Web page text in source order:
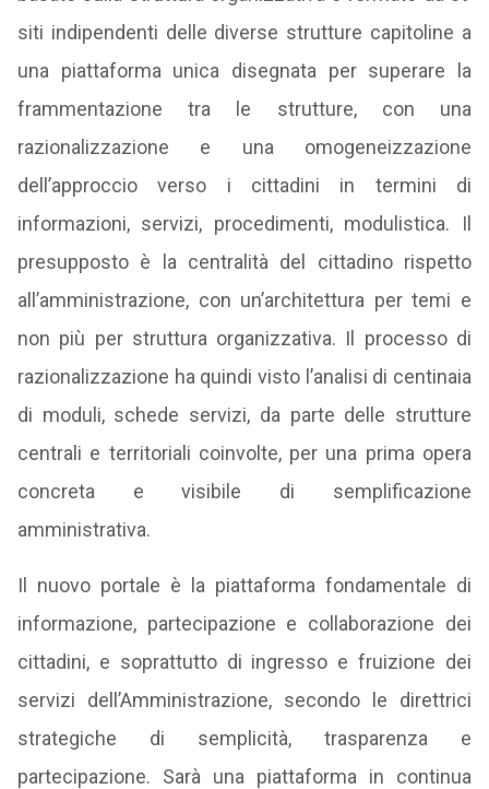
siti indipendenti delle diverse strutture capitoline a
una piattaforma unica disegnata per superare la
frammentazione tra le strutture, con una
razionalizzazione e una omogeneizzazione
dell’approccio verso i cittadini in termini di
informazioni, servizi, procedimenti, modulistica. Il
presupposto è la centralità del cittadino rispetto
all’amministrazione, con un’architettura per temi e
non più per struttura organizzativa. Il processo di
razionalizzazione ha quindi visto l’analisi di centinaia
di moduli, schede servizi, da parte delle strutture
centrali e territoriali coinvolte, per una prima opera
concreta e visibile di semplificazione
amministrativa.
Il nuovo portale è la piattaforma fondamentale di
informazione, partecipazione e collaborazione dei
cittadini, e soprattutto di ingresso e fruizione dei
servizi dell’Amministrazione, secondo le direttrici
strategiche di semplicità, trasparenza e
partecipazione. Sarà una piattaforma in continua